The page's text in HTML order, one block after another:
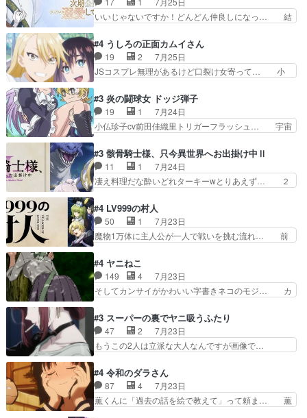
ルが止まらない。南くんと… 黒絵の母とのやり取
りでエヴァの加持さん思…
都子さんを籠絡しに来ててやばいぞ… マネージャ
ー現実版初登場！バレーボールに… 藻掻きながら
で相手の緊張を解く相手の共… たまったアニメ
50本だってｗ今日も帰った… マネージャー実在
した大逆風のハズなのに全…
いいじゃないですか！どんどん仲良しになっ… 結
の恋愛系で1番これが好き。愛する気は… 今晩
は、2130頃からシンデレラガールズ… 公爵の妻
なのに着てる洋服がシンプル。テー… まあ、これ
は見なくていいな。むしろ判断が… 自分でも気づ
ぜかヒロイン化していますデ… 【今夜のアニメA
は…】前向き没落令嬢×こ… 「ぼやっとしてたら
菜園の領地の外まで開墾…
#4 うしろの正面カムイさん
19 2
7月25日
JSコスプレ無理があるけど口裂け女寄って… 小
カちゃんがヤバすぎてボキキしそう(ぇ… 口裂け
女って人を襲うって知らなかった…ポ… そのスタ
イルで小学生ファッションは口裂け… 相変わら
ず、尺の都合なのか原作漫画の細か… 除霊士カム
昭和キッズを恐怖のどん底へ突… 現代で有名な口
裂け女登場！お市ちゃん、ポ… ろくろ首の除霊シ
ーン「悪霊退散」のパチン…
#3 炎の闘球女 ドッジ弾子
19 1
7月24日
小仏珍子cv前田佳織里トリガーフラッシュ… 宇宙
いたぶってるのか！？Cパートで懐か… 普通にド
ッジが激アツ。いや羽仁衣が初めて… 優谷優の声
優に「ちんこ」って言わせてて興… 珍子ちゃ
ん………！！！！？！先週に引き続… これは意図
限ったことでなく、最近のアニ… 東山朱莉
（AkariHIGASHIYAM… こんなに可憐で可愛い泣
き虫メイドが僅か3…
#3 骸骨騎士様、只今異世界へお出掛け中Ⅱ
11 1
7月24日
凄え料理だな酔いどれターキーwとりあえず… ２
いの良いお兄ちゃん！！現場も楽しかっ… 第３話
をｄアニメストアで視聴しました。視… ローデン
王国ホーバン領を訪れたアーク一行… 1期に引き
続き２期にも出演させていただけ… 1期の頃から
題解決特筆する事は無いが、… 今週もありがとう
ございます耳がヒクヒクな… 時計台に登ってるの
見ると挟まれないか心配…
#4 LV999の村人
50 1
7月23日
魔物1万体に主人公が一人で戦いを挑む流れ… 前
を魔物と人間に殺された鏡の生い立ち。… 勇者た
ちを信じてアリスを預ける、鏡を信じ… 勇者パー
ティが仲間になった！？会話が通じ… 鏡の過去、
辛すぎて胸が苦しくなりました…… 最初、勇者パ
コちゃんの性別が間違えられ… 鏡の両親がモンス
ターと人間にそれぞれ命を… 胸が苦しくなるほど
鏡くんの過去がとても残…
#4 ヤニねこ
149 4
7月23日
そしてカンサイがかわいい字書きネコのモジ… カ
は『ちんこ』によってリミッターが外れ… 今回は
汚い要素あまりなく普通にギャグアニ… あとアイ
キャッチが釈迦だったの本当に最高… まー、今回
もコンプライアンス違反にどこま… 達郎のオチに
ニメが好きでも大丈夫だよ」… あんな事こんな事
いっぱいさせられちゃうこ… 妹ネコちゃんのバー
ガーにタバコ入ってるの…
#3 スーパーの裏でヤニ吸うふたり
47 2
7月23日
もうこの2人は立派な大人なんですが画像で…
こ叡智でセクシー！ミストふっかけて嗅ぎ… あい
かわらず山田さんと田山さんが同一人物… 今さら
だけどずとまよのOP合ってるね。首… 佐々木と
田山さんにロマンスの香りが漂って… 佐々木さん
#4 令和のダラさん
87 4
7月23日
薫くんに「過去の話を絵で教えて」って頼ま… 薫